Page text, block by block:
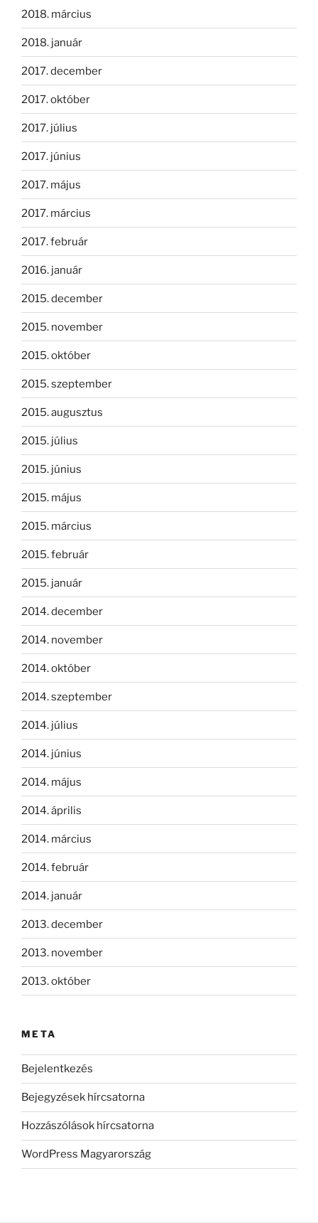
2018. március
2018. január
2017. december
2017. október
2017. július
2017. június
2017. május
2017. március
2017. február
2016. január
2015. december
2015. november
2015. október
2015. szeptember
2015. augusztus
2015. július
2015. június
2015. május
2015. március
2015. február
2015. január
2014. december
2014. november
2014. október
2014. szeptember
2014. július
2014. június
2014. május
2014. április
2014. március
2014. február
2014. január
2013. december
2013. november
2013. október
META
Bejelentkezés
Bejegyzések hírcsatorna
Hozzászólások hírcsatorna
WordPress Magyarország